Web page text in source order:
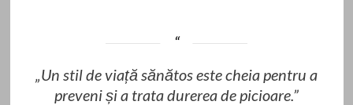
„Un stil de viață sănătos este cheia pentru a
preveni și a trata durerea de picioare.”